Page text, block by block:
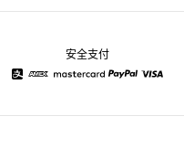
安全支付